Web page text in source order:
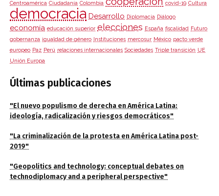
Centroamérica Ciudadanía Colombia covid-19 Cultura
democracia Desarrollo Diplomacia Diálogo
economía educación superior elecciones España fiscalidad Futuro
gobernanza igualdad de género Instituciones mercosur México pacto verde
europeo Paz Perú relaciones internacionales Sociedades Triple transición UE
Unión Europa
Últimas publicaciones
"El nuevo populismo de derecha en América Latina:
ideología, radicalización y riesgos democráticos"
"La criminalización de la protesta en América Latina post-
2019"
"Geopolitics and technology: conceptual debates on
technodiplomacy and a peripheral perspective"